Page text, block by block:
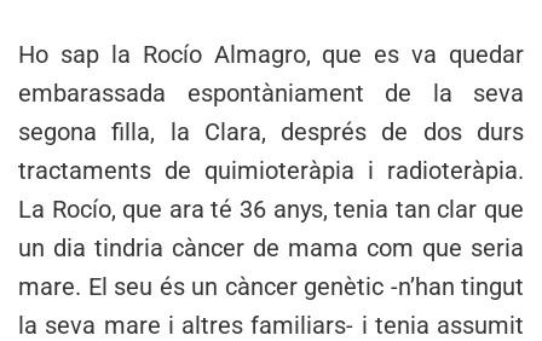
Ho sap la Rocío Almagro, que es va quedar
embarassada espontàniament de la seva
segona filla, la Clara, després de dos durs
tractaments de quimioteràpia i radioteràpia.
La Rocío, que ara té 36 anys, tenia tan clar que
un dia tindria càncer de mama com que seria
mare. El seu és un càncer genètic -n’han tingut
la seva mare i altres familiars- i tenia assumit